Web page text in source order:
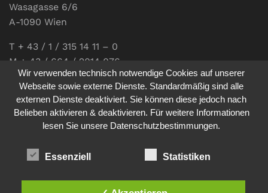
Wasagasse 6/6
A-1090 Wien
T + 43 / 1 / 315 14 11 – 0
M + 43 / 664 / 2014 076
E-Mail:office@communications.co.at
Homepage:www.communications.co.at
UID: ATU 811 196 56
Sabine Pöhacker MSc.
Wir verwenden technisch notwendige Cookies auf unserer
Webseite sowie externe Dienste. Standardmäßig sind alle
externen Dienste deaktiviert. Sie können diese jedoch nach
Belieben aktivieren & deaktivieren. Für weitere Informationen
lesen Sie unsere Datenschutzbestimmungen.
Essenziell Statistiken